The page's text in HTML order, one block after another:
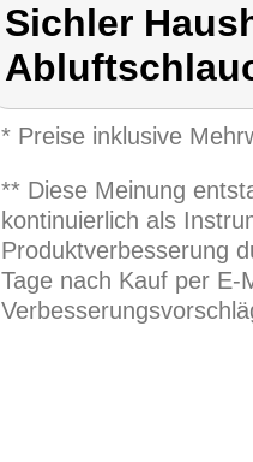
Sichler
* Preise inklusive
** Diese Meinung
kontinuierlich als
Produktverbesserung
Tage nach Kauf per E-